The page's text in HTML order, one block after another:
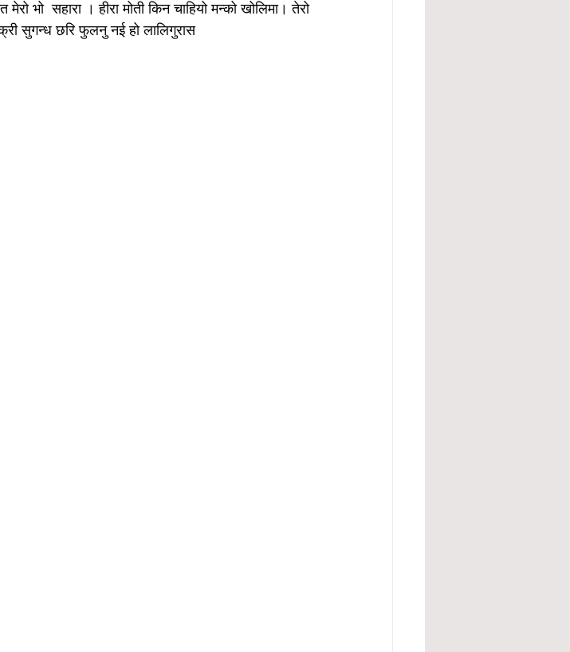
भो  सहारा । हीरा मोती किन चाहियो मन्को खोलिमा। तेरो
सुगन्ध छरि फुलनु नई हो लालिगुरास